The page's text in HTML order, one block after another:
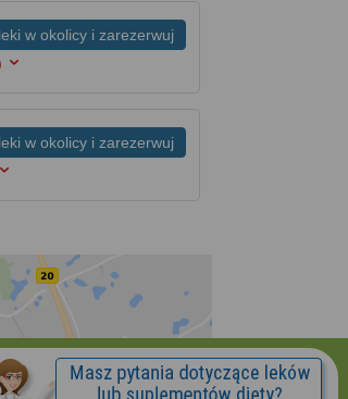
w okolicy i zarezerwuj
w okolicy i zarezerwuj